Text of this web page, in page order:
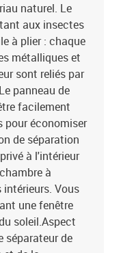
naturel. Le
aux insectes
à plier : chaque
métalliques et
sont reliés par
panneau de
facilement
pour économiser
de séparation
à l'intérieur
à
intérieurs. Vous
une fenêtre
soleil.Aspect
séparateur de